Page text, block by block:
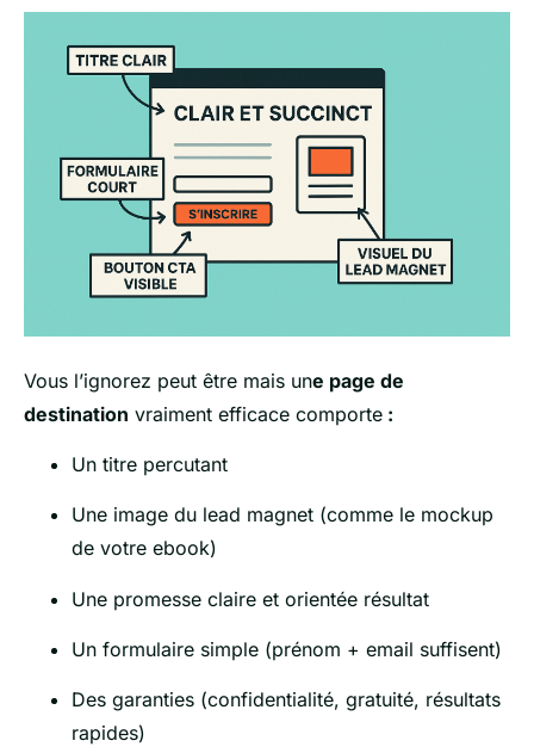
Vous l’ignorez peut être mais une page de
destination vraiment efficace comporte :
Un titre percutant
Une image du lead magnet (comme le mockup
de votre ebook)
Une promesse claire et orientée résultat
Un formulaire simple (prénom + email suffisent)
Des garanties (confidentialité, gratuité, résultats
rapides)